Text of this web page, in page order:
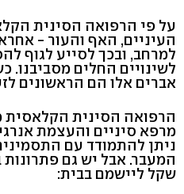
על פי הרפואה הסינית
העיניים, האף והעור -
למרחב, ובכך לסייע לגוף
לשינויים החלים מסביבנו.
אברים אלו הם הראשונים
הרפואה הסינית הקלאסית
מרפא סיניים והעצמת
ניתן להתמודד עם
המעבר. אבל יש גם פתרונות
שקל ליישמם בבית: